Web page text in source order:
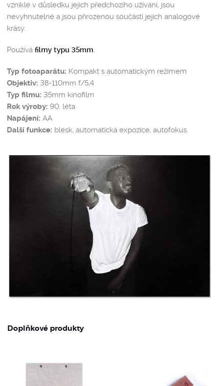
vzniklé v důsledku jejich předchozího užívání, jsou
nevyhnutelné a jsou přirozenou součástí jejich analogové
krásy.
Používáfilmy typu 35mm.
Typ fotoaparátu: Kompakt s automatickým režimem
Objektiv: 38-110mm f/5,4
Typ filmu: 35mm kinofilm
Rok výroby:90. léta
Napájení:AA
Další funkce: blesk, automatická expozice, autofokus.
Doplňkové produkty